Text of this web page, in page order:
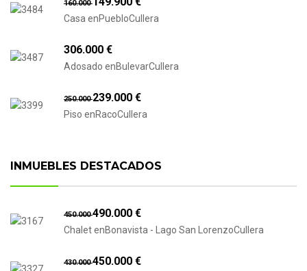
160.000
Casa enPuebloCullera
306.000 €
Adosado enBulevarCullera
250.000239.000 €
Piso enRacoCullera
INMUEBLES DESTACADOS
450.000490.000 €
Chalet enBonavista - Lago San LorenzoCullera
430.000450.000 €